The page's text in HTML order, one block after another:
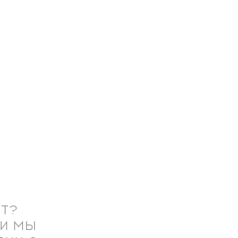
МЫ